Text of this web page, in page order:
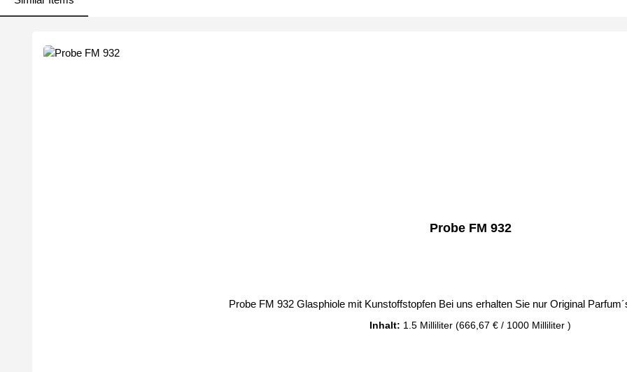
Probe FM 932
Probe FM 932 Glasphiole mit Kunstoffstopfen Bei uns erhalten Sie nur Original
Inhalt: 1.5 Milliliter (666,67 € / 1000 Milliliter )